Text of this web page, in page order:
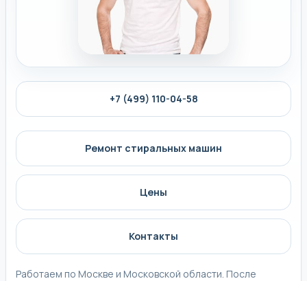
+7 (499) 110-04-58
Ремонт стиральных машин
Цены
Контакты
Работаем по Москве и Московской области. После